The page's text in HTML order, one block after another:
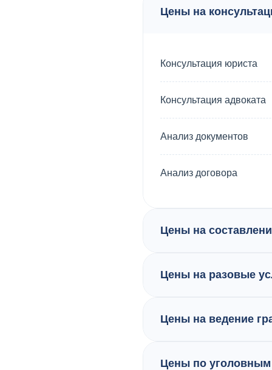
Цены на
Консультация юриста
Консультация адвоката
Анализ документов
Анализ договора
Цены на
Цены на разовые
Цены на ведение
Цены по